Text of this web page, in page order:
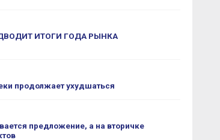
ИТОГИ ГОДА РЫНКА
продолжает ухудшаться
предложение, а на вторичке